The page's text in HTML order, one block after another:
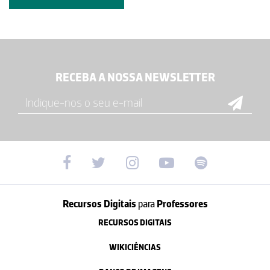
RECEBA A NOSSA NEWSLETTER
Recursos Digitais paraProfessores
RECURSOS DIGITAIS
WIKICIÊNCIAS